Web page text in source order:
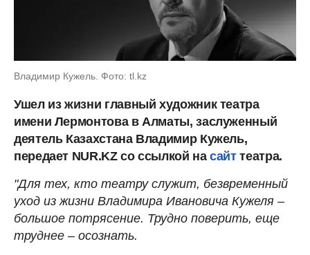
Владимир Кужель. Фото: tl.kz
Ушел из жизни главный художник театра
имени Лермонтова в Алматы, заслуженный
деятель Казахстана Владимир Кужель,
передает NUR.KZ со ссылкой насайттеатра.
"Для тех, кто театру служит, безвременный
уход из жизни Владимира Ивановича Кужеля –
большое потрясение. Трудно поверить, еще
труднее – осознать.